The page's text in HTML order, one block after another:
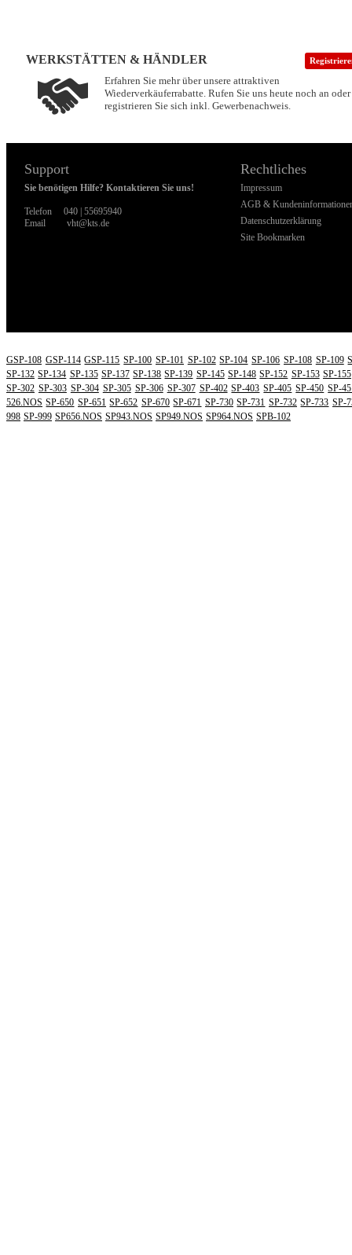
WERKSTÄTTEN & HÄNDLER
Erfahren Sie mehr über unsere attraktiven
Wiederverkäuferrabatte. Rufen Sie uns heute noch an oder
registrieren Sie sich inkl. Gewerbenachweis.
Support Rechtliches
Sie benötigen Hilfe? Kontaktieren Sie uns!
Telefon
040 | 55695940
Email
vht@kts.de
Impressum
AGB &
Datenschutzerklärung
Site Bookmarken
GSP-108 GSP-114 GSP-115 SP-100 SP-101 SP-102 SP-104 SP-106 SP-108 SP-109
SP-132 SP-134 SP-135 SP-137 SP-138 SP-139 SP-145 SP-148 SP-152 SP-153 SP-155
SP-302 SP-303 SP-304 SP-305 SP-306 SP-307 SP-402 SP-403 SP-405 SP-450 SP-
526.NOS SP-650 SP-651 SP-652 SP-670 SP-671 SP-730 SP-731 SP-732 SP-733 SP-
998 SP-999 SP656.NOS SP943.NOS SP949.NOS SP964.NOS SPB-102